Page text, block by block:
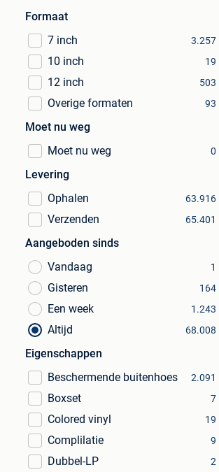
Formaat
7 inch
3.257
10 inch 19
12 inch 503
Overige formaten 93
Moet nu weg
Moet nu weg
0
Levering
Ophalen
63.916
Verzenden 65.401
Aangeboden sinds
Vandaag
1
Gisteren 164
Een week 1.243
Altijd 68.008
Eigenschappen
Beschermende buitenhoes
2.091
Boxset 7
Colored vinyl 19
Complilatie 9
Dubbel-LP 2